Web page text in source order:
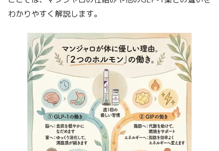
わかりやすく解説します。